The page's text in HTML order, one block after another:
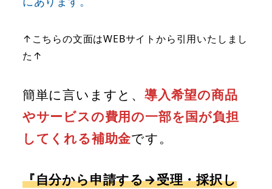
↑こちらの文面はWEBサイトから引用いたしまし
た↑
簡単に言いますと、 導入希望の商品
やサービスの費用の一部を国が負担
してくれる補助金です。
『自分から申請する→受理・採択し